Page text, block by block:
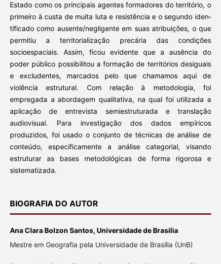
Estado como os principais agentes formadores do território, o
primeiro à custa de muita luta e resistência e o segundo iden­
tificado como ausente/negligente em suas atribuições, o que
permitiu a territorialização precária das condições
socioespaciais. Assim, ficou evidente que a ausência do
poder público possibilitou a formação de territórios desiguais
e excludentes, marcados pelo que chamamos aqui de
violência estrutural. Com relação à metodologia, foi
empregada a abordagem qualitativa, na qual foi utilizada a
aplicação de entrevista semiestruturada e translação
audiovisual. Para investigação dos dados empíricos
produzidos, foi usado o conjunto de técnicas de análise de
conteúdo, especificamente a análise categorial, visando
estruturar as bases metodológicas de forma rigorosa e
sistematizada.
BIOGRAFIA DO AUTOR
Ana Clara Bolzon Santos, Universidade de Brasília
Mestre em Geografia pela Universidade de Brasília (UnB)